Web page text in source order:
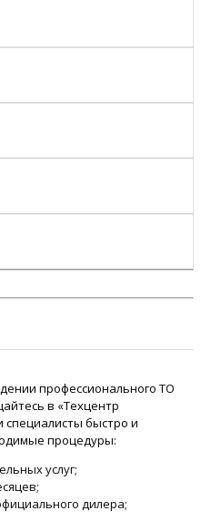
профессионального ТО
в «Техцентр
быстро и
процедуры:
услуг;
дилера;